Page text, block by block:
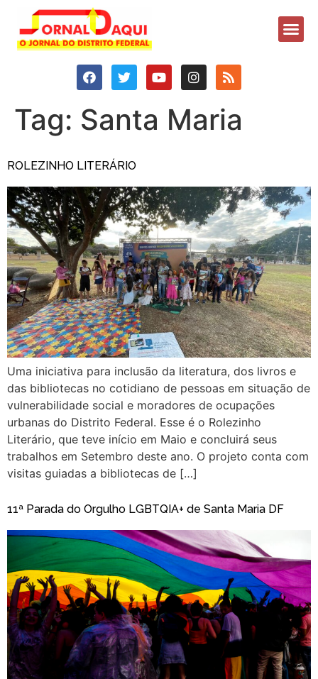
Tag: Santa Maria
ROLEZINHO LITERÁRIO
Uma iniciativa para inclusão da literatura, dos livros e
das bibliotecas no cotidiano de pessoas em situação de
vulnerabilidade social e moradores de ocupações
urbanas do Distrito Federal. Esse é o Rolezinho
Literário, que teve início em Maio e concluirá seus
trabalhos em Setembro deste ano. O projeto conta com
visitas guiadas a bibliotecas de […]
11ª Parada do Orgulho LGBTQIA+ de Santa Maria DF